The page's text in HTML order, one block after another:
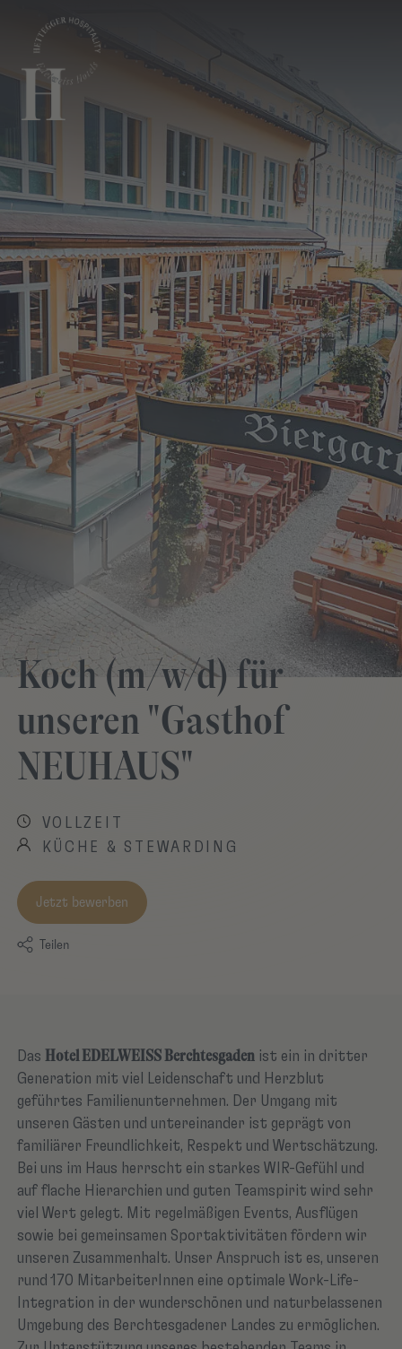
Koch (m/w/d) für
unseren "Gasthof
NEUHAUS"
VOLLZEIT
KÜCHE & STEWARDING
Jetzt bewerben
Teilen
Das Hotel EDELWEISS Berchtesgadenist ein in dritter
Generation mit viel Leidenschaft und Herzblut
geführtes Familienunternehmen. Der Umgang mit
unseren Gästen und untereinander ist geprägt von
familiärer Freundlichkeit, Respekt und Wertschätzung.
Bei uns im Haus herrscht ein starkes WIR-Gefühl und
auf flache Hierarchien und guten Teamspirit wird sehr
viel Wert gelegt. Mit regelmäßigen Events, Ausflügen
sowie bei gemeinsamen Sportaktivitäten fördern wir
unseren Zusammenhalt. Unser Anspruch ist es, unseren
rund 170 MitarbeiterInnen eine optimale Work-Life-
Integration in der wunderschönen und naturbelassenen
Umgebung des Berchtesgadener Landes zu ermöglichen.